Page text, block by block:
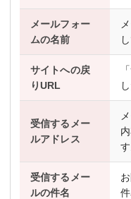
メールフォー
ムの名前
サイトへの戻
りURL
受信するメー
ルアドレス
す
受信するメー
ルの件名